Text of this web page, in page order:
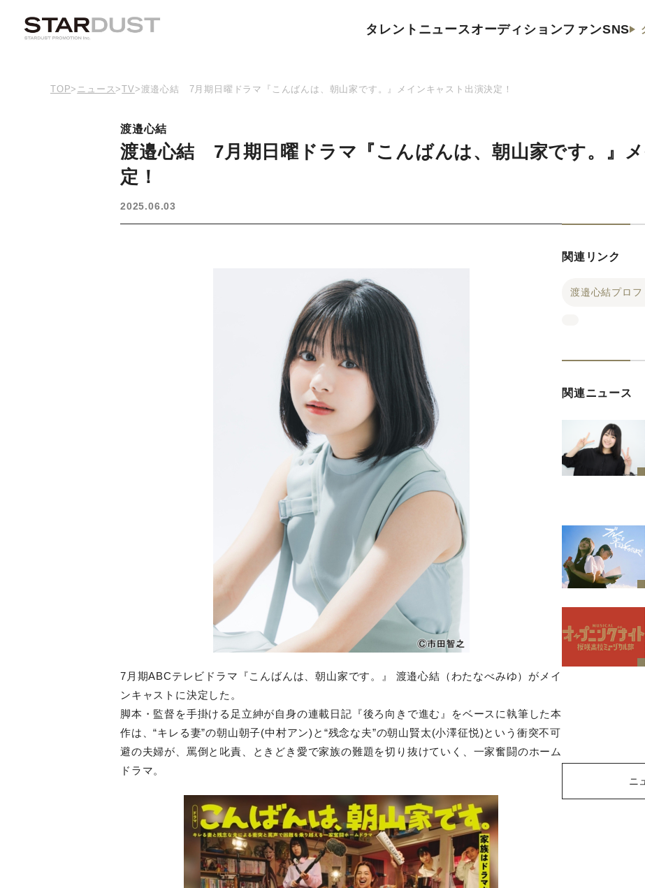
タレント ニュースオーディションファンSNS
TOP> ニュース>TV>渡邉心結 7月期日曜ドラマ『こんばんは、朝山家です。』メインキャスト出演決定！
渡邉心結
渡邉心結 7月期日曜ドラマ『こんばんは、朝山家です。』
定！
2025.06.03
7月期ABCテレビドラマ『こんばんは、朝山家です。』 渡邉心結（わたなべみゆ）がメイ
ンキャストに決定した。
脚本・監督を手掛ける足立紳が自身の連載日記『後ろ向きで進む』をベースに執筆した本
作は、“キレる妻”の朝山朝子(中村アン)と“残念な夫”の朝山賢太(小澤征悦)という衝突不可
避の夫婦が、罵倒と叱責、ときどき愛で家族の難題を切り抜けていく、一家奮闘のホーム
ドラマ。
関連リンク
渡邉心結プロフ
関連ニュース
ニ